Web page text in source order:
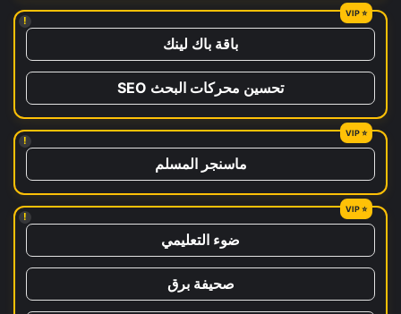
!
باقة باك لينك
تحسين محركات البحث SEO
!
ماسنجر المسلم
!
ضوء التعليمي
صحيفة برق